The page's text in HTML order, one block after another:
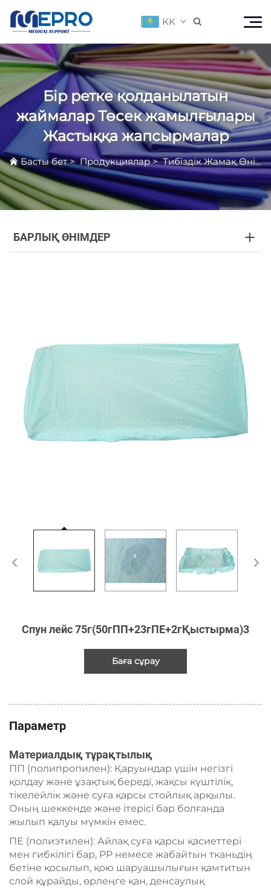
KK 
Бір ретке қолданылатын
жаймалар Төсек жамылғылары
Жастыққа жапсырмалар
Басты бет>Продукциялар>Тибіздік Жамақ Өнімдері
БАРЛЫҚ ӨНІМДЕР
Спун лейс 75г(50гПП+23гПЕ+2гҚыстырма)3
Баға сұрау
Параметр
Материалдық тұрақтылық
ПП (полипропилен): Қаруындар үшін негізгі
қолдау және ұзақтық береді, жақсы күштілік,
тікелейлік және суға қарсы стойлық арқылы.
Оның шеккенде және ітерісі бар болғанда
жылып қалуы мүмкін емес.
ПЕ (полиэтилен): Айлақ суға қарсы қасиеттері
мен гибкілігі бар, PP немесе жабайтын тканьдің
бетіне қосылып, қою шаруашылығын қамтитын
слой құрайды, өрлеңге қан, денсаулық